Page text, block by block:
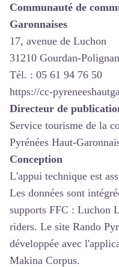
Communauté de
Garonnaises
17, avenue de Luchon
31210 Gourdan-Polignan
Tél. : 05 61 94 76 50
https://cc-
Directeur de
Service tourisme de la
Pyrénées Haut-
Conception
L'appui technique est
Les données sont
supports FFC : Luchon
riders. Le site Rando
développée avec
Makina Corpus.